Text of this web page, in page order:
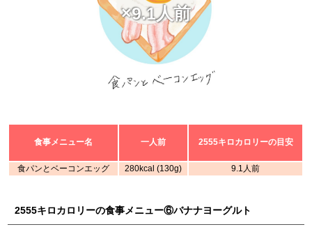
×9.1人前
食事メニュー名 一人前 2555キロカロリーの目安
食パンとベーコンエッグ 280kcal (130g) 9.1人前
2555キロカロリーの食事メニュー⑥バナナヨーグルト